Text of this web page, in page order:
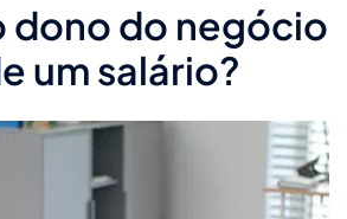
dono do negócio
um salário?